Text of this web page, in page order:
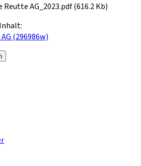
Reutte AG_2023.pdf (616.2 Kb)
(296986w)